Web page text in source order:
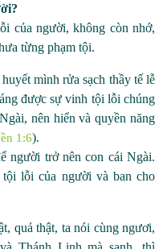
của người, không còn nhớ,
từng phạm tội.
mình rửa sạch thầy tế lễ
được sự vinh tội lỗi chúng
nên hiển và quyền năng
1:6).
người trở nên con cái Ngài.
lỗi của người và ban cho
quả thật, ta nói cùng ngươi,